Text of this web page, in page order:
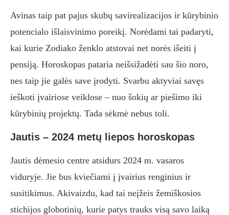
Avinas taip pat pajus skubų savirealizacijos ir kūrybinio
potencialo išlaisvinimo poreikį. Norėdami tai padaryti,
kai kurie Zodiako ženklo atstovai net norės išeiti į
pensiją. Horoskopas pataria neišsižadėti sau šio noro,
nes taip jie galės save įrodyti. Svarbu aktyviai savęs
ieškoti įvairiose veiklose – nuo ​​šokių ar piešimo iki
kūrybinių projektų. Tada sėkmė nebus toli.
Jautis – 2024 metų liepos horoskopas
Jautis dėmesio centre atsidurs 2024 m. vasaros
viduryje. Jie bus kviečiami į įvairius renginius ir
susitikimus. Akivaizdu, kad tai neįžeis žemiškosios
stichijos globotinių, kurie patys trauks visą savo laiką